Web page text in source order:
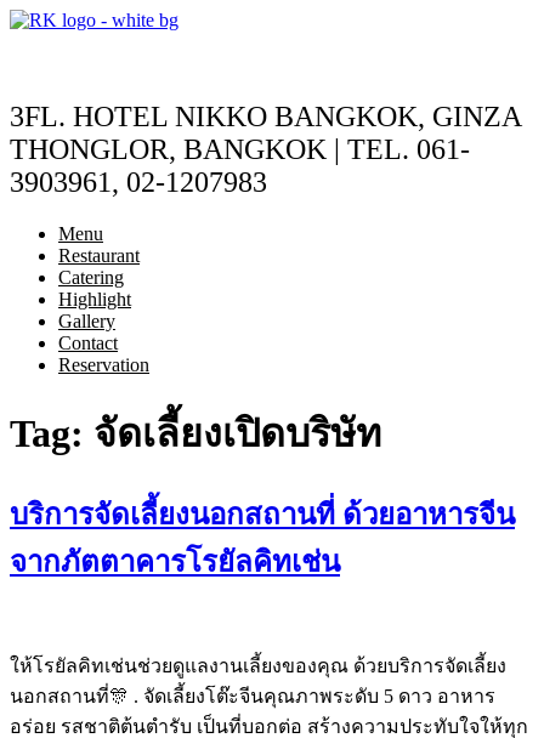
Skip
3FL. HOTEL NIKKO BANGKOK, GINZA
THONGLOR, BANGKOK | TEL. 061-
3903961, 02-1207983
Menu
Menu
Restaurant
Catering
Highlight
Gallery
Contact
Reservation
Tag: จัดเลี้ยงเปิดบริษัท
บริการจัดเลี้ยงนอกสถานที่ ด้วยอาหารจีน
จากภัตตาคารโรยัลคิทเช่น
ให้โรยัลคิทเช่นช่วยดูแลงานเลี้ยงของคุณ ด้วยบริการจัดเลี้ยง
นอกสถานที่🎊 . จัดเลี้ยงโต๊ะจีนคุณภาพระดับ 5 ดาว อาหาร
อร่อย รสชาติต้นตำรับ เป็นที่บอกต่อ สร้างความประทับใจให้ทุก